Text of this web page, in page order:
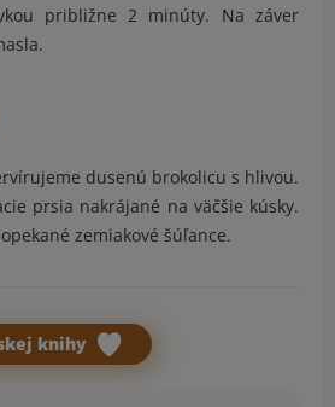
približne 2 minúty. Na záver
dusenú brokolicu s hlivou.
prsia nakrájané na väčšie kúsky.
zemiakové šúľance.
knihy